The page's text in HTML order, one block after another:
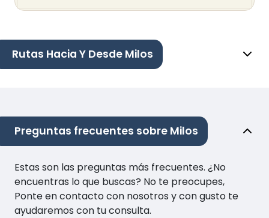
Rutas Hacia Y Desde Milos
Preguntas frecuentes sobre Milos
Estas son las preguntas más frecuentes. ¿No
encuentras lo que buscas? No te preocupes,
Ponte en contacto con nosotros y con gusto te
ayudaremos con tu consulta.